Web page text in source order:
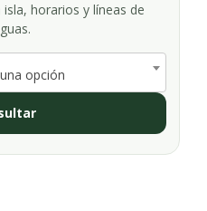
horarios y líneas de
opción